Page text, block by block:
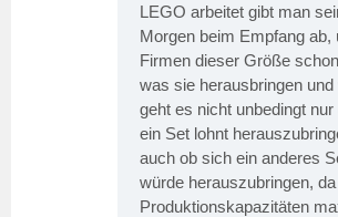
LEGO arbeitet gibt man
Morgen beim Empfang ab,
Firmen dieser Größe
was sie herausbringen
geht es nicht unbedingt
ein Set lohnt
auch ob sich ein anderes
würde herauszubringen,
Produktionskapazitäten